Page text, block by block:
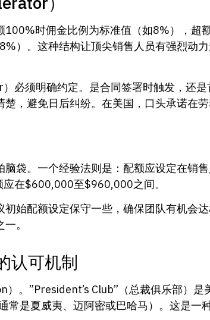
时佣金比例为标准值（如8%），超
）。这种结构让顶尖销售人员有强烈动
必须明确约定。是合同签署时触发，还
，避免日后纠纷。在美国，口头承诺在劳
袋。一个经验法则是：配额应设定在销
在$600,000至$960,000之间。
始配额设定保守一些，确保团队有机会
。
认可机制
。”President’s Club”（总裁俱乐部）
是夏威夷、迈阿密或巴哈马）。这是一